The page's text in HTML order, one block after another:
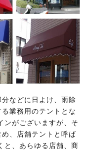
などに日よけ、雨除
業務用のテントとな
ンがございますが、そ
、店舗テントと呼ば
と、あらゆる店舗、商